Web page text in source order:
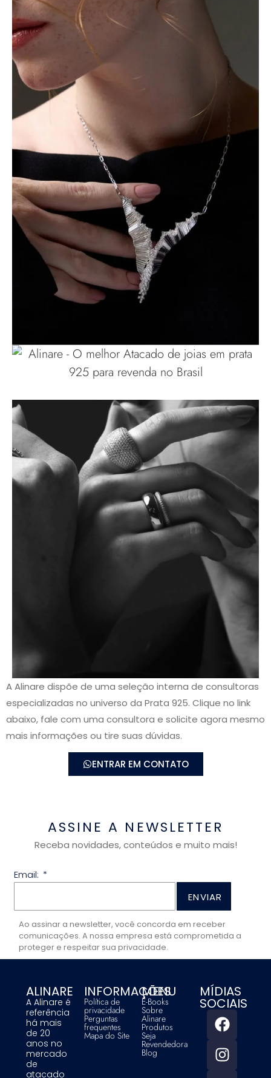
A Alinare dispõe de uma seleção interna de consultoras
especializadas no universo da Prata 925. Clique no link
abaixo, fale com uma consultora e solicite agora mesmo
mais informações ou tire suas dúvidas.
ENTRAR EM CONTATO
ASSINE A NEWSLETTER
Receba novidades, conteúdos e muito mais!
Email:
ENVIAR
Ao assinar a newsletter, você concorda em receber
comunicações. A nossa empresa está comprometida a
proteger e respeitar sua privacidade.
ALINARE
A Alinare é
referência
há mais
de 20
anos no
mercado
de
atacado
INFORMAÇÕES
Política de
privacidade
Perguntas
frequentes
Mapa do Site
MENU
E-Books
Sobre
Alinare
Produtos
Seja
Revendedora
Blog
MÍDIAS
SOCIAIS